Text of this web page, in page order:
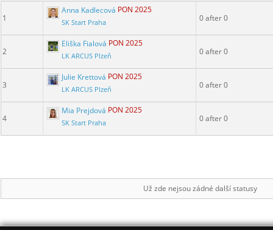
1
Anna Kadlecová PON 2025
SK Start Praha 0 after 0
2
Eliška Fialová PON 2025
LK ARCUS Plzeň 0 after 0
3
Julie Krettová PON 2025
LK ARCUS Plzeň 0 after 0
4
Mia Prejdová PON 2025
SK Start Praha 0 after 0
Už zde nejsou zádné další statusy